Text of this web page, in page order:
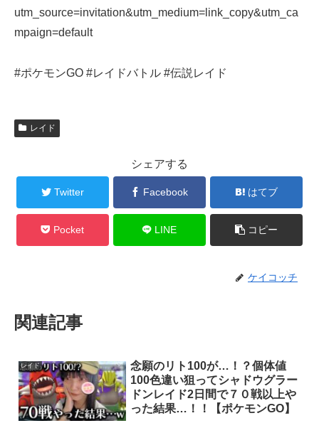
utm_source=invitation&utm_medium=link_copy&utm_ca
mpaign=default
#ポケモンGO #レイドバトル #伝説レイド
レイド
シェアする
Twitter Facebook はてブ
Pocket LINE コピー
ケイコッチ
関連記事
レイド
念願のリト100が…！？個体値
100色違い狙ってシャドウグラー
ドンレイド2日間で７０戦以上や
った結果…！！【ポケモンGO】